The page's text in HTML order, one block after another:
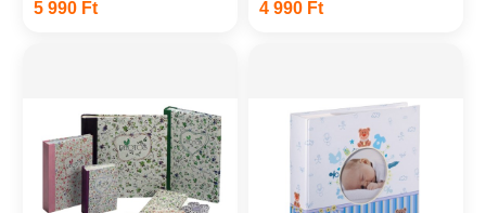
5 990 Ft 4 990 Ft